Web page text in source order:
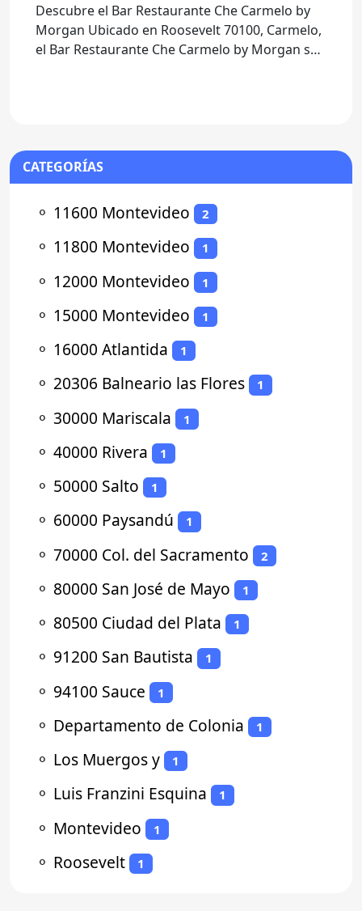
Descubre el Bar Restaurante Che Carmelo by
Morgan Ubicado en Roosevelt 70100, Carmelo,
el Bar Restaurante Che Carmelo by Morgan se
CATEGORÍAS
⚬ 11600 Montevideo 2
⚬ 11800 Montevideo 1
⚬ 12000 Montevideo 1
⚬ 15000 Montevideo 1
⚬ 16000 Atlantida 1
⚬ 20306 Balneario las Flores 1
⚬ 30000 Mariscala 1
⚬ 40000 Rivera 1
⚬ 50000 Salto 1
⚬ 60000 Paysandú 1
⚬ 70000 Col. del Sacramento 2
⚬ 80000 San José de Mayo 1
⚬ 80500 Ciudad del Plata 1
⚬ 91200 San Bautista 1
⚬ 94100 Sauce 1
⚬ Departamento de Colonia 1
⚬ Los Muergos y 1
⚬ Luis Franzini Esquina 1
⚬ Montevideo 1
⚬ Roosevelt 1